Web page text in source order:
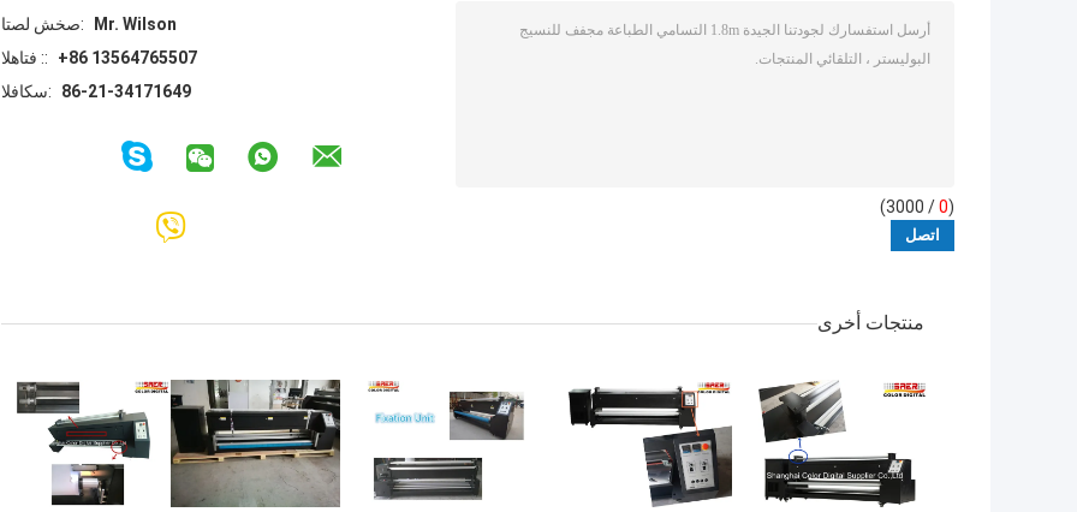
اتصل شخص:
Mr. Wilson
الهاتف ::
+86 13564765507
الفاكس:
86-21-34171649
(
0
/ 3000)
منتجات أخرى